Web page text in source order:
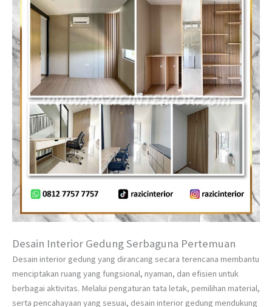
Desain Interior Gedung Serbaguna Pertemuan
Desain interior gedung yang dirancang secara terencana membantu
menciptakan ruang yang fungsional, nyaman, dan efisien untuk
berbagai aktivitas. Melalui pengaturan tata letak, pemilihan material,
serta pencahayaan yang sesuai, desain interior gedung mendukung